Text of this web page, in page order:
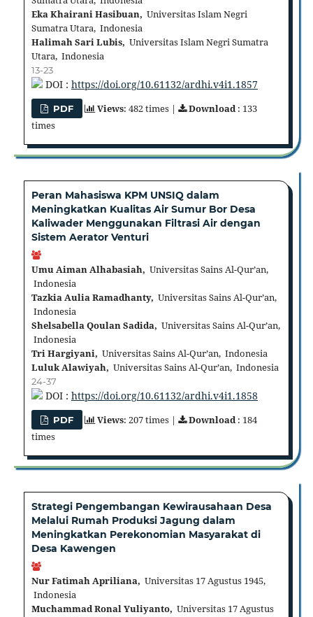
Eka Khairani Hasibuan, Universitas Islam Negri
Sumatra Utara, Indonesia
Halimah Sari Lubis, Universitas Islam Negri Sumatra
Utara, Indonesia
13-23
DOI : https://doi.org/10.61132/ardhi.v4i1.1857
PDF Views: 482 times | Download: 133
times
Peran Mahasiswa KPM UNSIQ dalam
Meningkatkan Kualitas Air Sumur Bor Desa
Kaliwader Menggunakan Filtrasi Air dengan
Sistem Aerator Venturi
Umu Aiman Alhabasiah, Universitas Sains Al-Qur’an,
Indonesia
Tazkia Aulia Ramadhanty, Universitas Sains Al-Qur’an,
Indonesia
Shelsabella Qoulan Sadida, Universitas Sains Al-Qur’an,
Indonesia
Tri Hargiyani, Universitas Sains Al-Qur’an, Indonesia
Luluk Alawiyah, Universitas Sains Al-Qur’an, Indonesia
24-37
DOI : https://doi.org/10.61132/ardhi.v4i1.1858
PDF Views: 207 times | Download: 184
times
Strategi Pengembangan Kewirausahaan Desa
Melalui Rumah Produksi Jagung dalam
Meningkatkan Perekonomian Masyarakat di
Desa Kawengen
Nur Fatimah Apriliana, Universitas 17 Agustus 1945,
Indonesia
Muchammad Ronal Yuliyanto, Universitas 17 Agustus